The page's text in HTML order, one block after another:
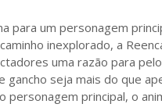
para um personagem
inexplorado, a
uma razão para
gancho seja mais do que
personagem principal, o